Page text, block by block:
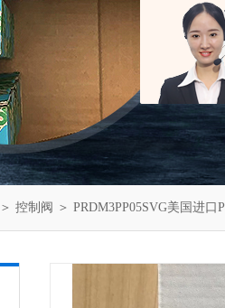
＞ 控制阀 ＞ PRDM3PP05SVG美国进口